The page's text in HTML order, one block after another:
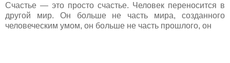
Счастье — это просто счастье. Человек переносится в
другой мир. Он больше не часть мира, созданного
человеческим умом, он больше не часть прошлого, он